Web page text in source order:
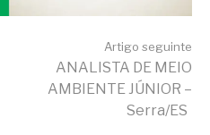
Artigo seguinte
ANALISTA DE MEIO
AMBIENTE JÚNIOR –
Serra/ES